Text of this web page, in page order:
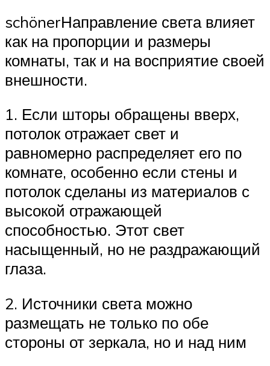
schönerНаправление света влияет
как на пропорции и размеры
комнаты, так и на восприятие своей
внешности.
1. Если шторы обращены вверх,
потолок отражает свет и
равномерно распределяет его по
комнате, особенно если стены и
потолок сделаны из материалов с
высокой отражающей
способностью. Этот свет
насыщенный, но не раздражающий
глаза.
2. Источники света можно
размещать не только по обе
стороны от зеркала, но и над ним